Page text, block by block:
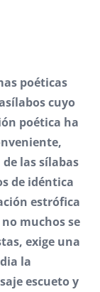
poéticas
cuyo
poética ha
las sílabas
de idéntica
estrófica
muchos se
exige una
la
escueto y